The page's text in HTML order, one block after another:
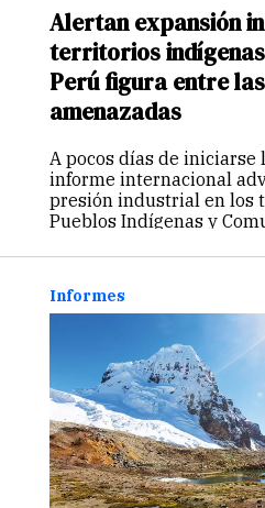
Alertan expansión
territorios
Perú figura entre
amenazadas
A pocos días de iniciarse
informe internacional
presión industrial en los
Pueblos Indígenas y
“Territorios de los
Comunidades…
Informes